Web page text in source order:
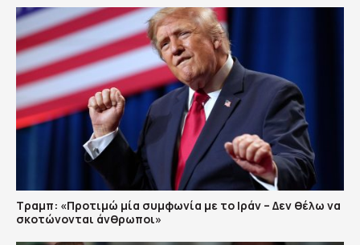
Τραμπ: «Προτιμώ μία συμφωνία με το Ιράν – Δεν θέλω να
σκοτώνονται άνθρωποι»